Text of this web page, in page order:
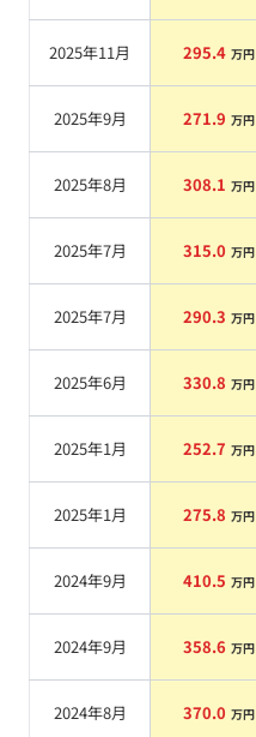
2025年11月 295.4 万円
2025年9月 271.9 万円
2025年8月 308.1 万円
2025年7月 315.0 万円
2025年7月 290.3 万円
2025年6月 330.8 万円
2025年1月 252.7 万円
2025年1月 275.8 万円
2024年9月 410.5 万円
2024年9月 358.6 万円
2024年8月 370.0 万円